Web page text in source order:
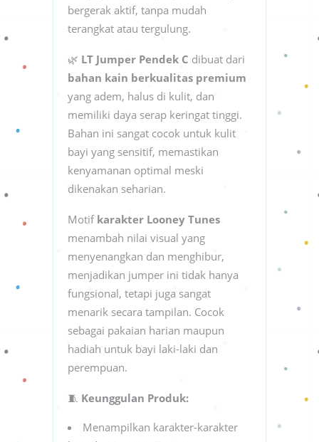
bergerak aktif, tanpa mudah
terangkat atau tergulung.
🌿 LT Jumper Pendek C dibuat dari
bahan kain berkualitas premium
yang adem, halus di kulit, dan
memiliki daya serap keringat tinggi.
Bahan ini sangat cocok untuk kulit
bayi yang sensitif, memastikan
kenyamanan optimal meski
dikenakan seharian.
Motif karakter Looney Tunes
menambah nilai visual yang
menyenangkan dan menghibur,
menjadikan jumper ini tidak hanya
fungsional, tetapi juga sangat
menarik secara tampilan. Cocok
sebagai pakaian harian maupun
hadiah untuk bayi laki-laki dan
perempuan.
🧵 Keunggulan Produk:
Menampilkan karakter-karakter